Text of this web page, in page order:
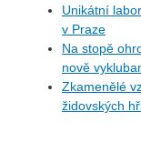
Unikátní
v Praze
Na stopě
nově
Zkamenělé
židovských